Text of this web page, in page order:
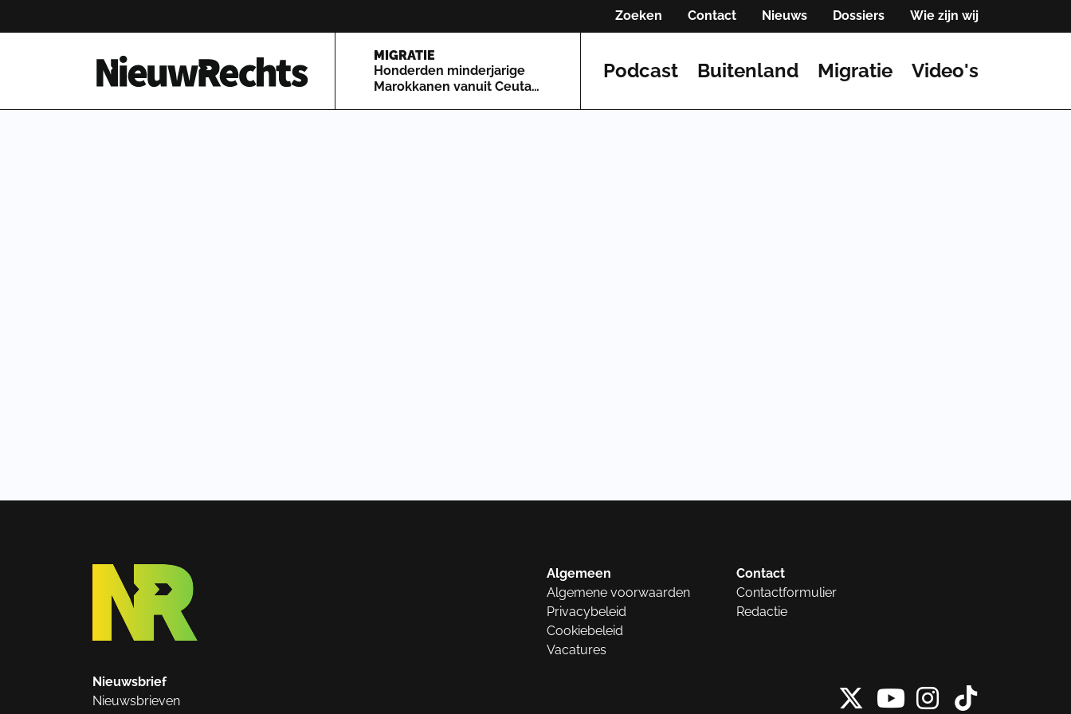
Zoeken Contact Nieuws Dossiers Wie zijn wij
Homepage van NieuwRechts
MIGRATIE
Honderden minderjarige
Marokkanen vanuit Ceuta
Podcast Buitenland Migratie Video's
Algemeen
Algemene voorwaarden
Privacybeleid
Cookiebeleid
Vacatures
Contact
Contactformulier
Redactie
Nieuwsbrief
Nieuwsbrieven
X vanInstagram
Tiktok